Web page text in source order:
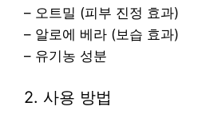
– 오트밀 (피부 진정 효과)
– 알로에 베라 (보습 효과)
– 유기농 성분
2. 사용 방법